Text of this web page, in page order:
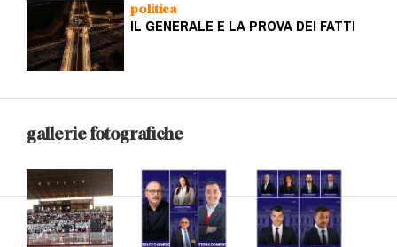
politica
IL GENERALE E LA PROVA DEI FATTI
gallerie fotografiche